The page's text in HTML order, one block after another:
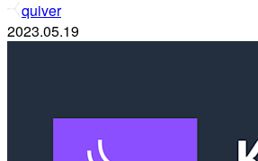
quiver
2023.05.19